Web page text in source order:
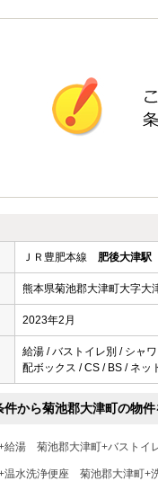
ＪＲ豊肥本線 肥後大津駅
熊本県菊池郡大津町大字大
2023年2月
給湯 / バストイレ別 / シャ
配ボックス / CS / BS / ネッ
件から菊池郡大津町の物
給湯 菊池郡大津町+バストイ
温水洗浄便座 菊池郡大津町+